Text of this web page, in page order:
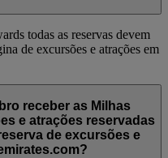
todas as reservas devem
de excursões e atrações em
receber as Milhas
e atrações reservadas
de excursões e